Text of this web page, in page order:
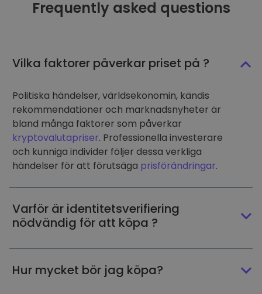
Frequently asked questions
Vilka faktorer påverkar priset på ?
Politiska händelser, världsekonomin, kändis
rekommendationer och marknadsnyheter är
bland många faktorer som påverkar
kryptovalutapriser. Professionella investerare
och kunniga individer följer dessa verkliga
händelser för att förutsäga prisförändringar.
Varför är identitetsverifiering
nödvändig för att köpa ?
Hur mycket bör jag köpa?